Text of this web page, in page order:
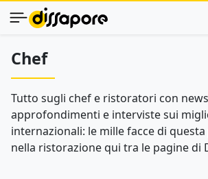
Chef
Tutto sugli chef e ristoratori con
approfondimenti e interviste sui
internazionali: le mille facce di
nella ristorazione qui tra le pagine di